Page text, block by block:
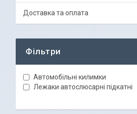
Доставка та оплата
Фільтри
Автомобільні килимки
Лежаки автослюсарні підкатні